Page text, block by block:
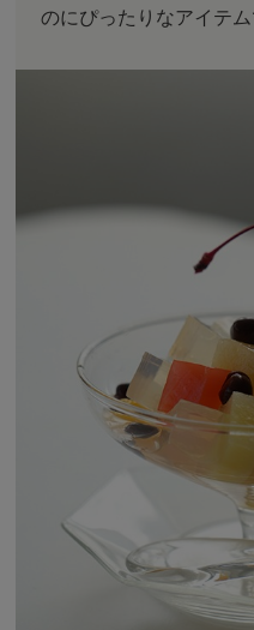
のにぴったりなアイテム